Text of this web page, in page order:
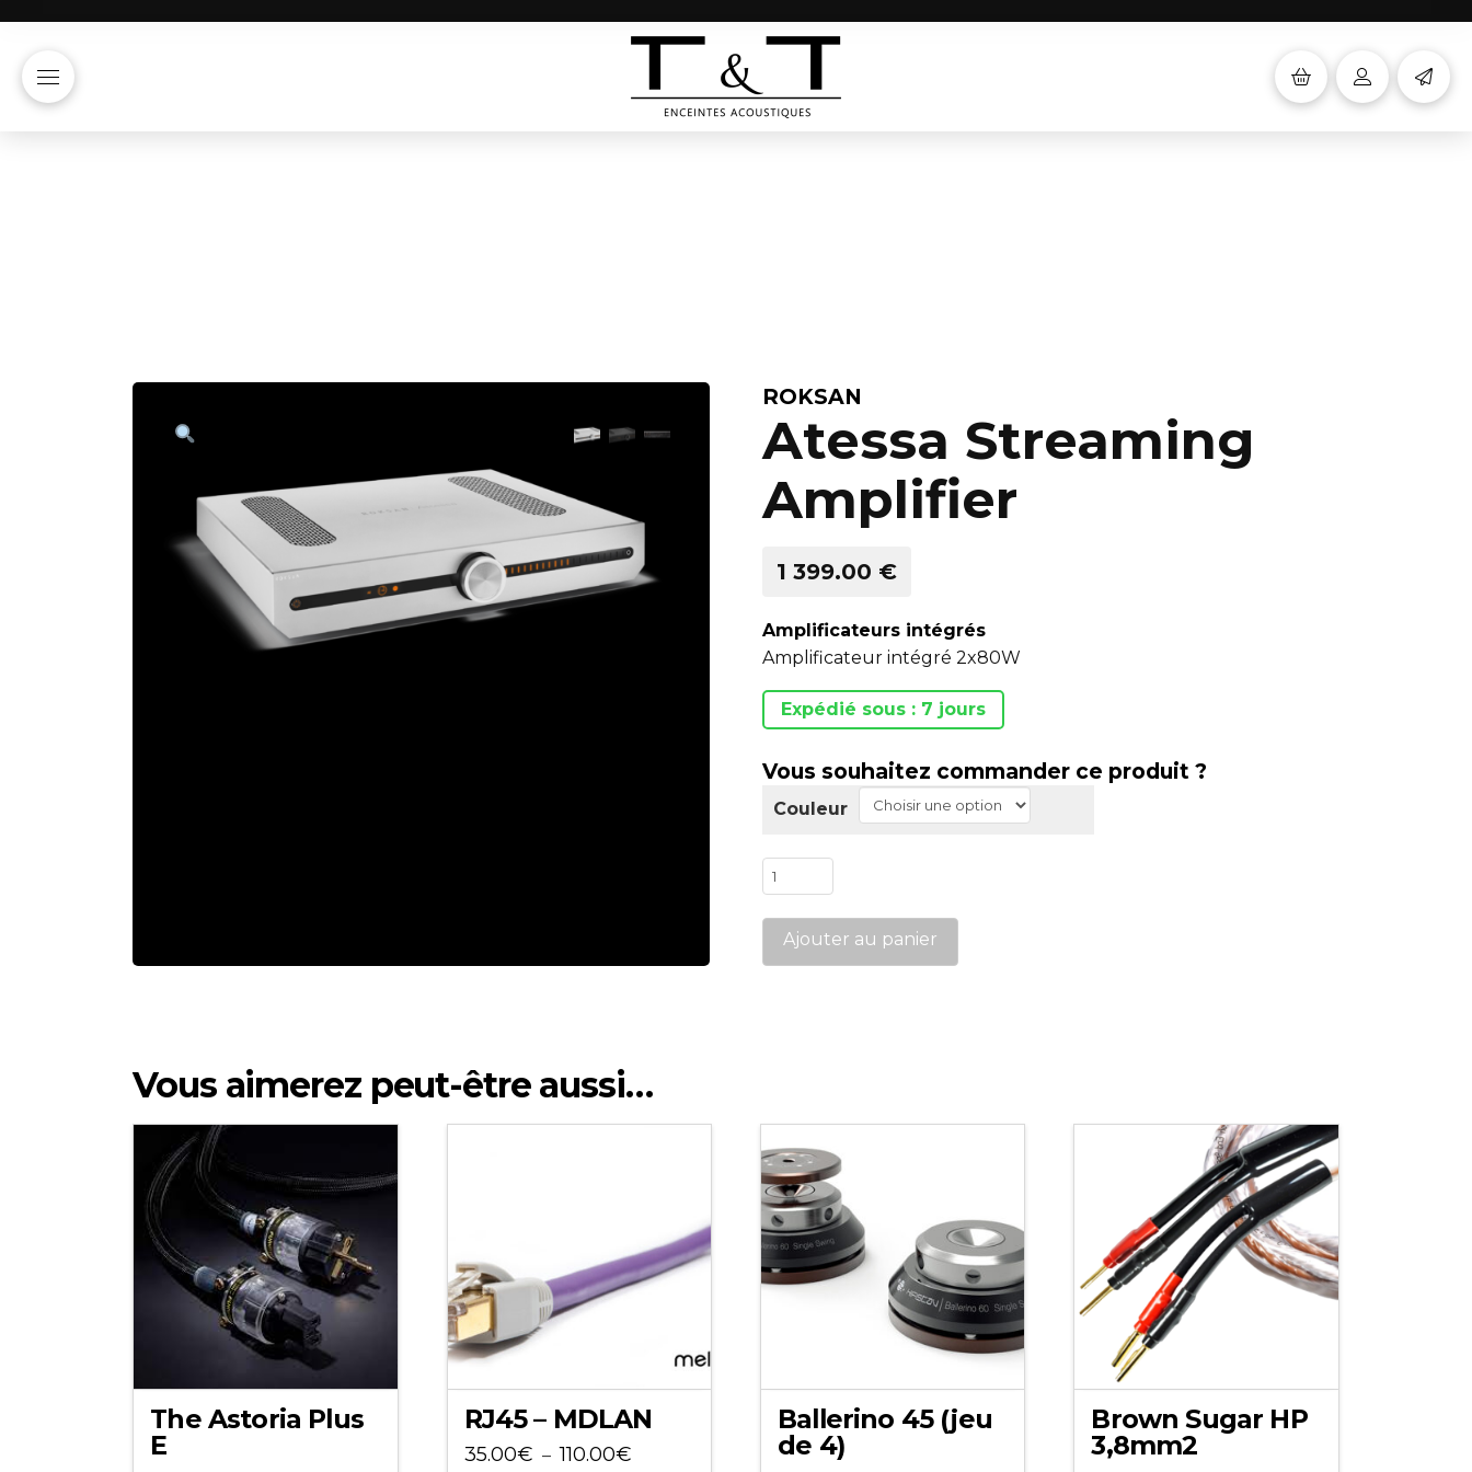
ROKSAN
Atessa Streaming
Amplifier
1 399.00 €
Amplificateurs intégrés
Amplificateur intégré 2x80W
Expédié sous : 7 jours
Vous souhaitez commander ce produit ?
Couleur
quantité
de
Atessa
Streaming
Ajouter au panier
Vous aimerez peut-être aussi…
The Astoria Plus
E
RJ45 – MDLAN
35.00€ – 110.00€Plage
Ballerino 45 (jeu
de 4)
Brown Sugar HP
3,8mm2